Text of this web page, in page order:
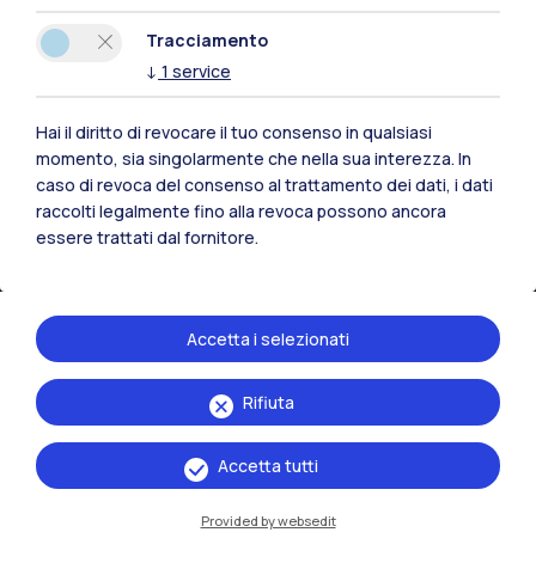
Residenze
IT EN
Sedi
Milano Leonardo
Tracciamento
↓ 1 service
Hai il diritto di revocare il tuo consenso in qualsiasi
momento, sia singolarmente che nella sua interezza. In
caso di revoca del consenso al trattamento dei dati, i dati
raccolti legalmente fino alla revoca possono ancora
essere trattati dal fornitore.
Rifiuta
Accetta i selezionati
Accetta tutti
Provided by websedit